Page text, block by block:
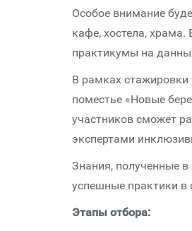
Особое внимание
кафе, хостела, храма.
практикумы на
В рамках стажировки
поместье «Новые
участников сможет
экспертами
Знания, полученные
успешные практики в
Этапы отбора: